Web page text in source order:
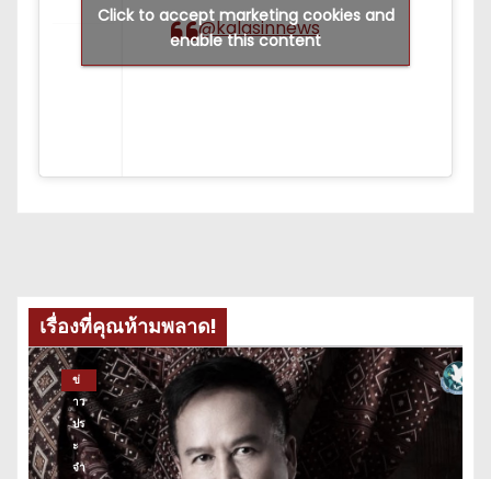
@kalasinnews
Click to accept marketing cookies and
enable this content
เรื่องที่คุณห้ามพลาด!
ข่
าว
ปร
ะ
จำ